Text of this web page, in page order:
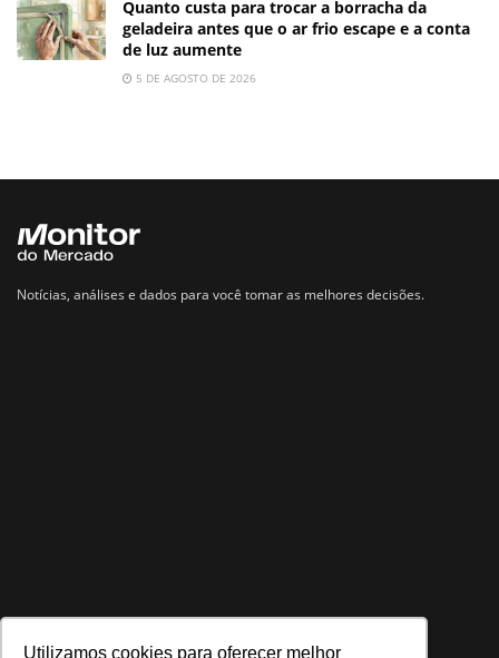
Utilizamos cookies para oferecer melhor
Quanto custa para trocar a borracha da
geladeira antes que o ar frio escape e a conta
de luz aumente
5 DE AGOSTO DE 2026
Notícias, análises e dados para você tomar as melhores decisões.